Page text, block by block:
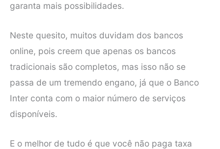
garanta mais possibilidades.
Neste quesito, muitos duvidam dos bancos
online, pois creem que apenas os bancos
tradicionais são completos, mas isso não se
passa de um tremendo engano, já que o Banco
Inter conta com o maior número de serviços
disponíveis.
E o melhor de tudo é que você não paga taxa